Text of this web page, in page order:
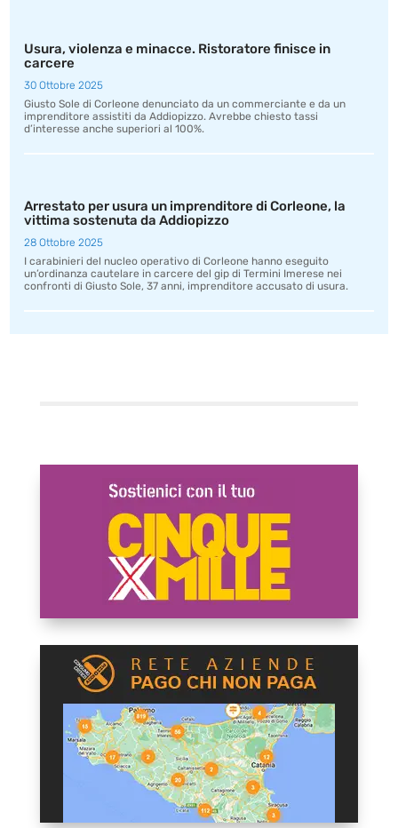
Usura, violenza e minacce. Ristoratore finisce in
carcere
30 Ottobre 2025
Giusto Sole di Corleone denunciato da un commerciante e da un
imprenditore assistiti da Addiopizzo. Avrebbe chiesto tassi
d’interesse anche superiori al 100%.
Arrestato per usura un imprenditore di Corleone, la
vittima sostenuta da Addiopizzo
28 Ottobre 2025
I carabinieri del nucleo operativo di Corleone hanno eseguito
un’ordinanza cautelare in carcere del gip di Termini Imerese nei
confronti di Giusto Sole, 37 anni, imprenditore accusato di usura.